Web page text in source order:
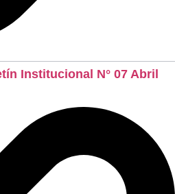
Institucional N° 07 Abril